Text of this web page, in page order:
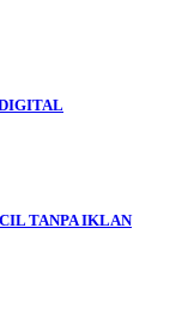
TANPA IKLAN